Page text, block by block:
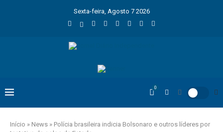
Sexta-feira, Agosto 7 2026
0
Início » News » Polícia brasileira indicia Bolsonaro e outros líderes por